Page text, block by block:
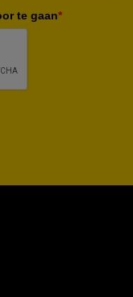
te gaan*